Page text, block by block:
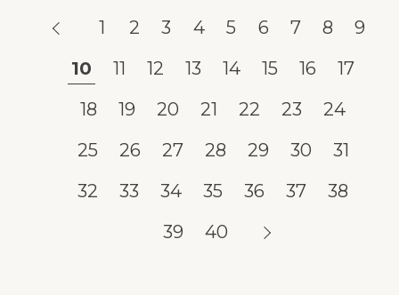
1 2 3 4 5 6 7 8
9
10
11 12 13 14 15 16
17
18
19 20 21 22 23
24
25
26 27 28 29 30
31
32
33 34 35 36 37
38
39
40